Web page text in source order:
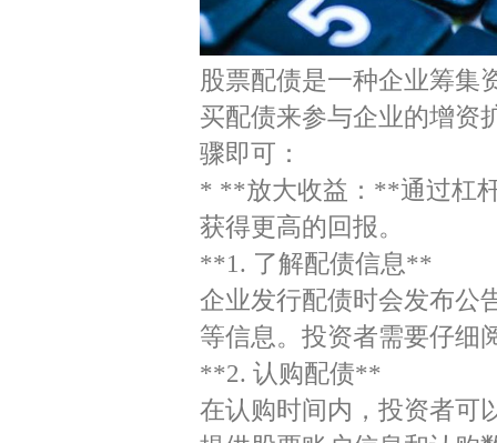
股票配债是一种企业筹集
买配债来参与企业的增资
骤即可：
* **放大收益：**通过杠
获得更高的回报。
**1. 了解配债信息**
企业发行配债时会发布公
等信息。投资者需要仔细
**2. 认购配债**
在认购时间内，投资者可